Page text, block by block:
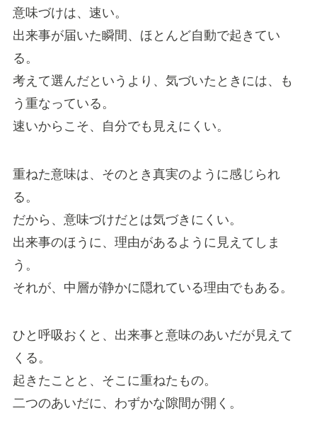
意味づけは、速い。
出来事が届いた瞬間、ほとんど自動で起きてい
る。
考えて選んだというより、気づいたときには、も
う重なっている。
速いからこそ、自分でも見えにくい。
重ねた意味は、そのとき真実のように感じられ
る。
だから、意味づけだとは気づきにくい。
出来事のほうに、理由があるように見えてしま
う。
それが、中層が静かに隠れている理由でもある。
ひと呼吸おくと、出来事と意味のあいだが見えて
くる。
起きたことと、そこに重ねたもの。
二つのあいだに、わずかな隙間が開く。